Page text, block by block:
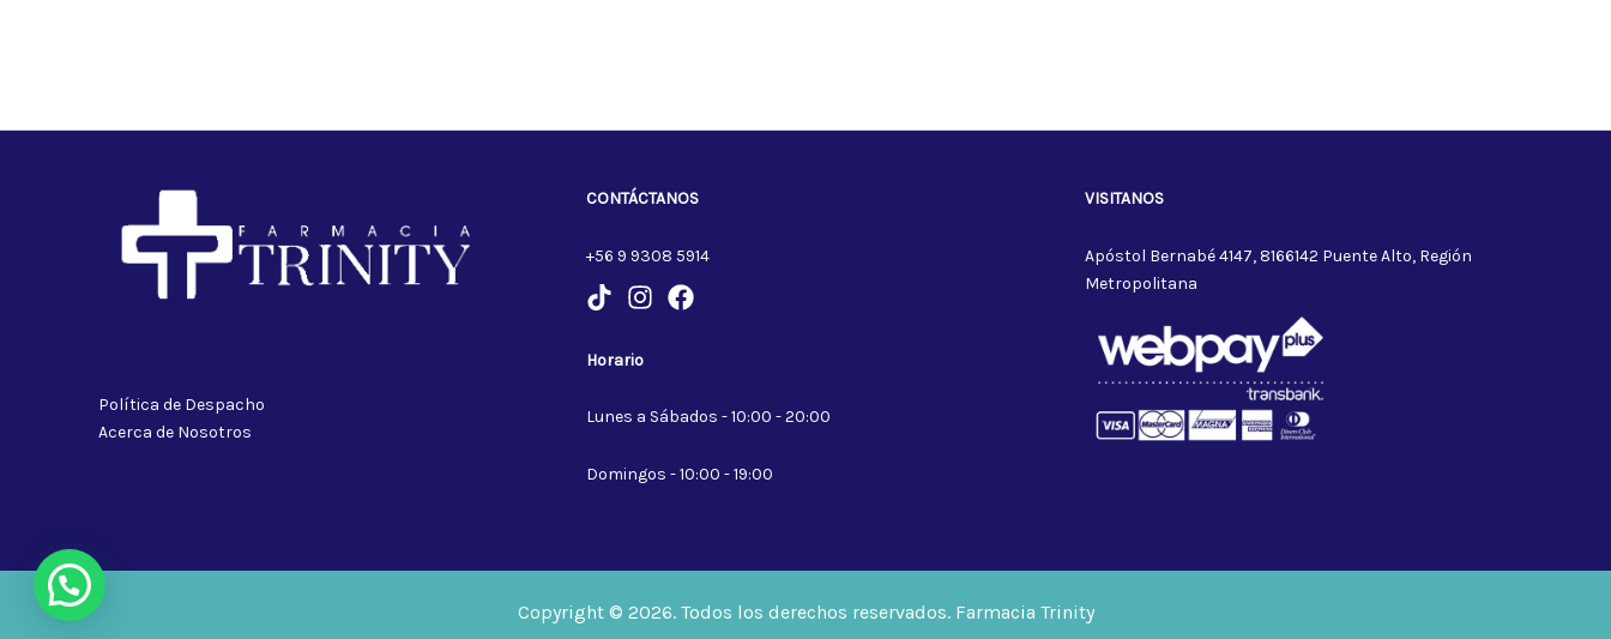
Política de Despacho
Acerca de Nosotros
CONTÁCTANOS
+56 9 9308 5914
Horario
Lunes a Sábados - 10:00 - 20:00
Domingos - 10:00 - 19:00
VISITANOS
Apóstol Bernabé 4147, 8166142 Puente Alto, Región
Metropolitana
Copyright © 2026. Todos los derechos reservados. Farmacia Trinity